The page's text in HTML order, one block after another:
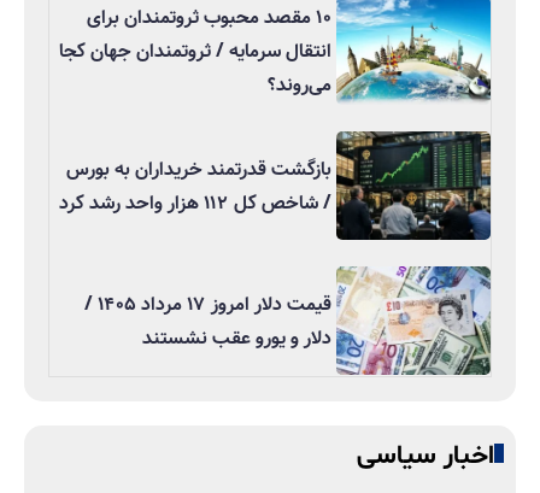
۱۰ مقصد محبوب ثروتمندان برای
انتقال سرمایه / ثروتمندان جهان کجا
می‌روند؟
بازگشت قدرتمند خریداران به بورس
/ شاخص کل ۱۱۲ هزار واحد رشد کرد
قیمت دلار امروز ۱۷ مرداد ۱۴۰۵ /
دلار و یورو عقب نشستند
اخبار سیاسی